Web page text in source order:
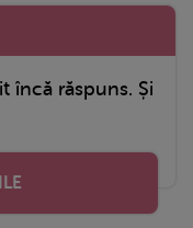
încă răspuns. Și